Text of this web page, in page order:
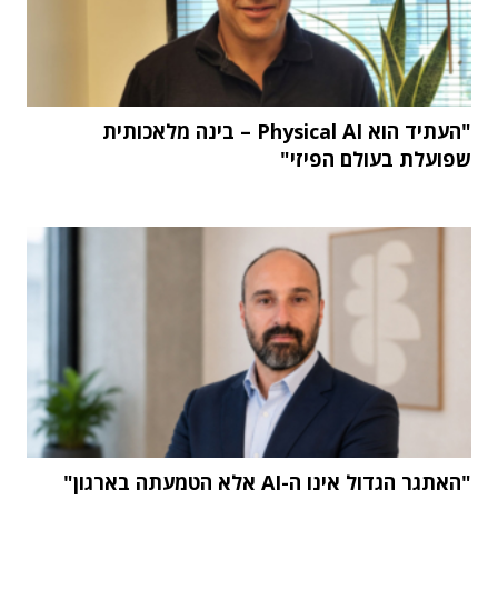
"העתיד הוא Physical AI – בינה מלאכותית
שפועלת בעולם הפיזי"
"האתגר הגדול אינו ה-AI אלא הטמעתה בארגון"